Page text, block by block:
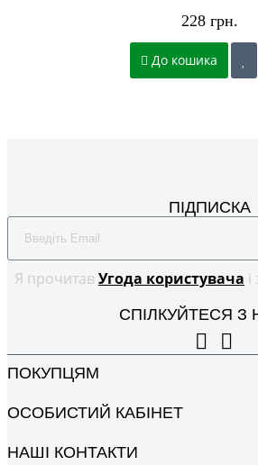
228 грн.
До кошика
ПІДПИСКА
Я прочитав Угода користувача
СПІЛКУЙТЕСЯ З
ПОКУПЦЯМ
ОСОБИСТИЙ КАБІНЕТ
НАШІ КОНТАКТИ